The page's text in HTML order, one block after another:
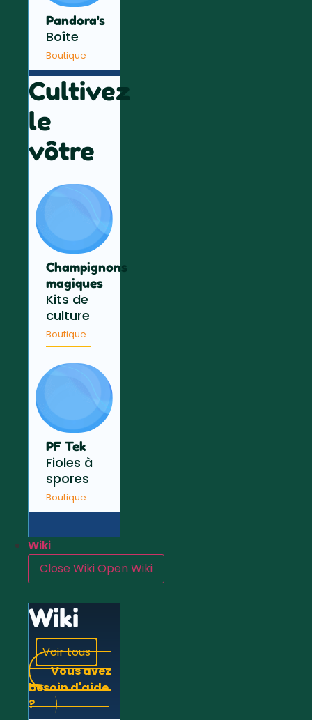
Pandora's
Boîte
Boutique
Cultivez
le
vôtre
Champignons
magiques
Kits de
culture
Boutique
PF Tek
Fioles à
spores
Boutique
Wiki
Close WikiOpen Wiki
Wiki
Voir tous
Vous avez
besoin d'aide
?